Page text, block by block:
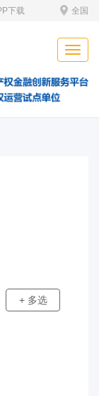
全国
下载
Toggle
+ 多选